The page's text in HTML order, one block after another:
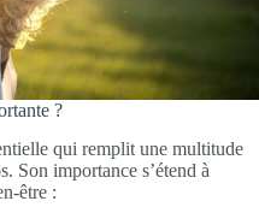
?
qui remplit une multitude
Son importance s’étend à
être :